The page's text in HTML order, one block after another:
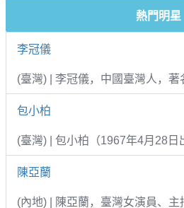
熱門明星
李冠儀
(臺灣) | 李冠儀，中國臺灣人，
包小柏
(臺灣) | 包小柏（1967年4月28日
陳亞蘭
(內地) | 陳亞蘭，臺灣女演員、主